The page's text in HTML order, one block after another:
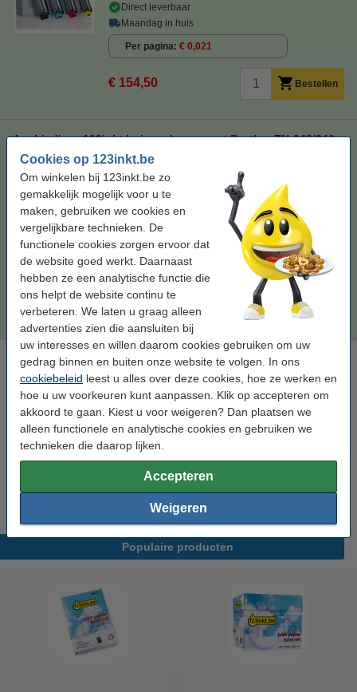
Cookies op 123inkt.be
Om winkelen bij 123inkt.be zo
gemakkelijk mogelijk voor u te
maken, gebruiken we cookies en
vergelijkbare technieken. De
functionele cookies zorgen ervoor dat
de website goed werkt. Daarnaast
hebben ze een analytische functie die
ons helpt de website continu te
verbeteren. We laten u graag alleen
advertenties zien die aansluiten bij
uw interesses en willen daarom cookies gebruiken om uw
gedrag binnen en buiten onze website te volgen. In ons
cookiebeleid leest u alles over deze cookies, hoe ze werken en
hoe u uw voorkeuren kunt aanpassen. Klik op accepteren om
akkoord te gaan. Kiest u voor weigeren? Dan plaatsen we
alleen functionele en analytische cookies en gebruiken we
technieken die daarop lijken.
Accepteren
Weigeren
Direct leverbaar
Maandag in huis
Per pagina € 0,021
€ 154,50 Bestellen
Aanbieding: 123inkt huismerk vervangt Brother TN-242/246
BK / C / M / Y zwart + 3 kleuren hoge capaciteit
zwart (1x) en kleur (3x)
Bekijk de specificaties en omschrijving
Direct leverbaar
Maandag in huis
Per pagina € 0,018
€ 184,50 Bestellen
Laserprinter reinigingsdoek
tonerdoek 43 x 32 cm (LxB) geel 999058
Bekijk de specificaties en omschrijving
Direct leverbaar
Maandag in huis
Populaire producten